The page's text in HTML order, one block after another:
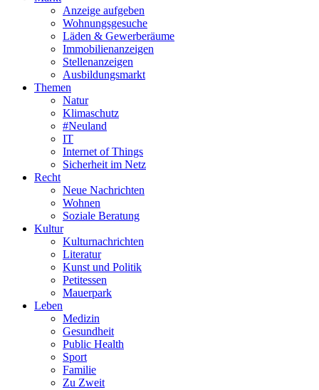
Anzeige aufgeben
Wohnungsgesuche
Läden & Gewerberäume
Immobilienanzeigen
Stellenanzeigen
Ausbildungsmarkt
Themen
Natur
Klimaschutz
#Neuland
IT
Internet of Things
Sicherheit im Netz
Recht
Neue Nachrichten
Wohnen
Soziale Beratung
Kultur
Kulturnachrichten
Literatur
Kunst und Politik
Petitessen
Mauerpark
Leben
Medizin
Gesundheit
Public Health
Sport
Familie
Zu Zweit